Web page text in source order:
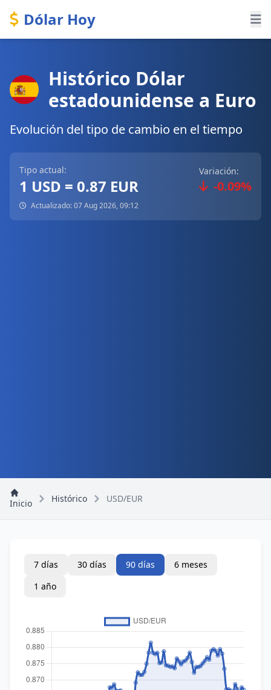
Dólar Hoy
Histórico Dólar
estadounidense a Euro
Evolución del tipo de cambio en el tiempo
Tipo actual:
1 USD = 0.87 EUR
Variación:
-0.09%
Actualizado: 07 Aug 2026, 09:12
Inicio Histórico USD/EUR
7 días 30 días 90 días
6 meses
1 año